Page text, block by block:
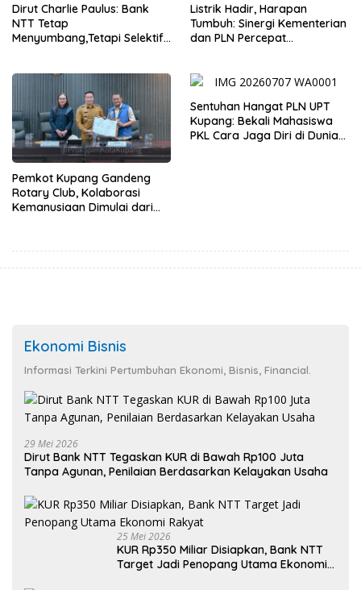
Dirut Charlie Paulus: Bank
NTT Tetap
Menyumbang,Tetapi Selektif
Listrik Hadir, Harapan
Tumbuh: Sinergi Kementerian
dan PLN Percepat
Pemkot Kupang Gandeng
Rotary Club, Kolaborasi
Kemanusiaan Dimulai dari
Sentuhan Hangat PLN UPT
Kupang: Bekali Mahasiswa
PKL Cara Jaga Diri di Dunia
Ekonomi Bisnis
Informasi Terkini Pertumbuhan Ekonomi, Bisnis, Financial.
29 Mei 2026
Dirut Bank NTT Tegaskan KUR di Bawah Rp100 Juta
Tanpa Agunan, Penilaian Berdasarkan Kelayakan Usaha
25 Mei 2026
KUR Rp350 Miliar Disiapkan, Bank NTT
Target Jadi Penopang Utama Ekonomi